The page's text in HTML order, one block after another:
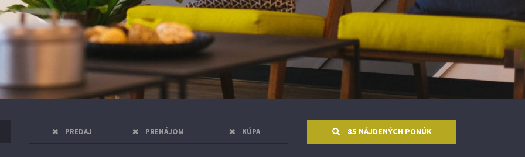
.. PREDAJ PRENÁJOM KÚPA 85 NÁJDENÝCH PONÚK